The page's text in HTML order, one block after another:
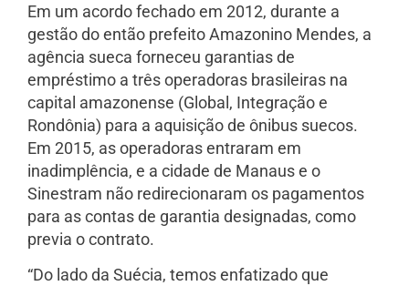
Em um acordo fechado em 2012, durante a
gestão do então prefeito Amazonino Mendes, a
agência sueca forneceu garantias de
empréstimo a três operadoras brasileiras na
capital amazonense (Global, Integração e
Rondônia) para a aquisição de ônibus suecos.
Em 2015, as operadoras entraram em
inadimplência, e a cidade de Manaus e o
Sinestram não redirecionaram os pagamentos
para as contas de garantia designadas, como
previa o contrato.
“Do lado da Suécia, temos enfatizado que